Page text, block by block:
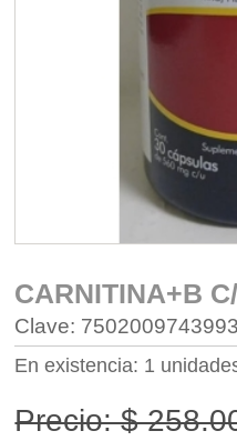
CARNITINA+B
Clave: 7502009743993
En existencia: 1
Precio: $